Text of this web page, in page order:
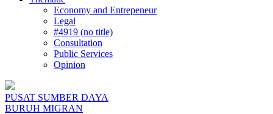
Economy and Entrepeneur
Legal
#4919 (no title)
Consultation
Public Services
Opinion
PUSAT SUMBER DAYA
BURUH MIGRAN